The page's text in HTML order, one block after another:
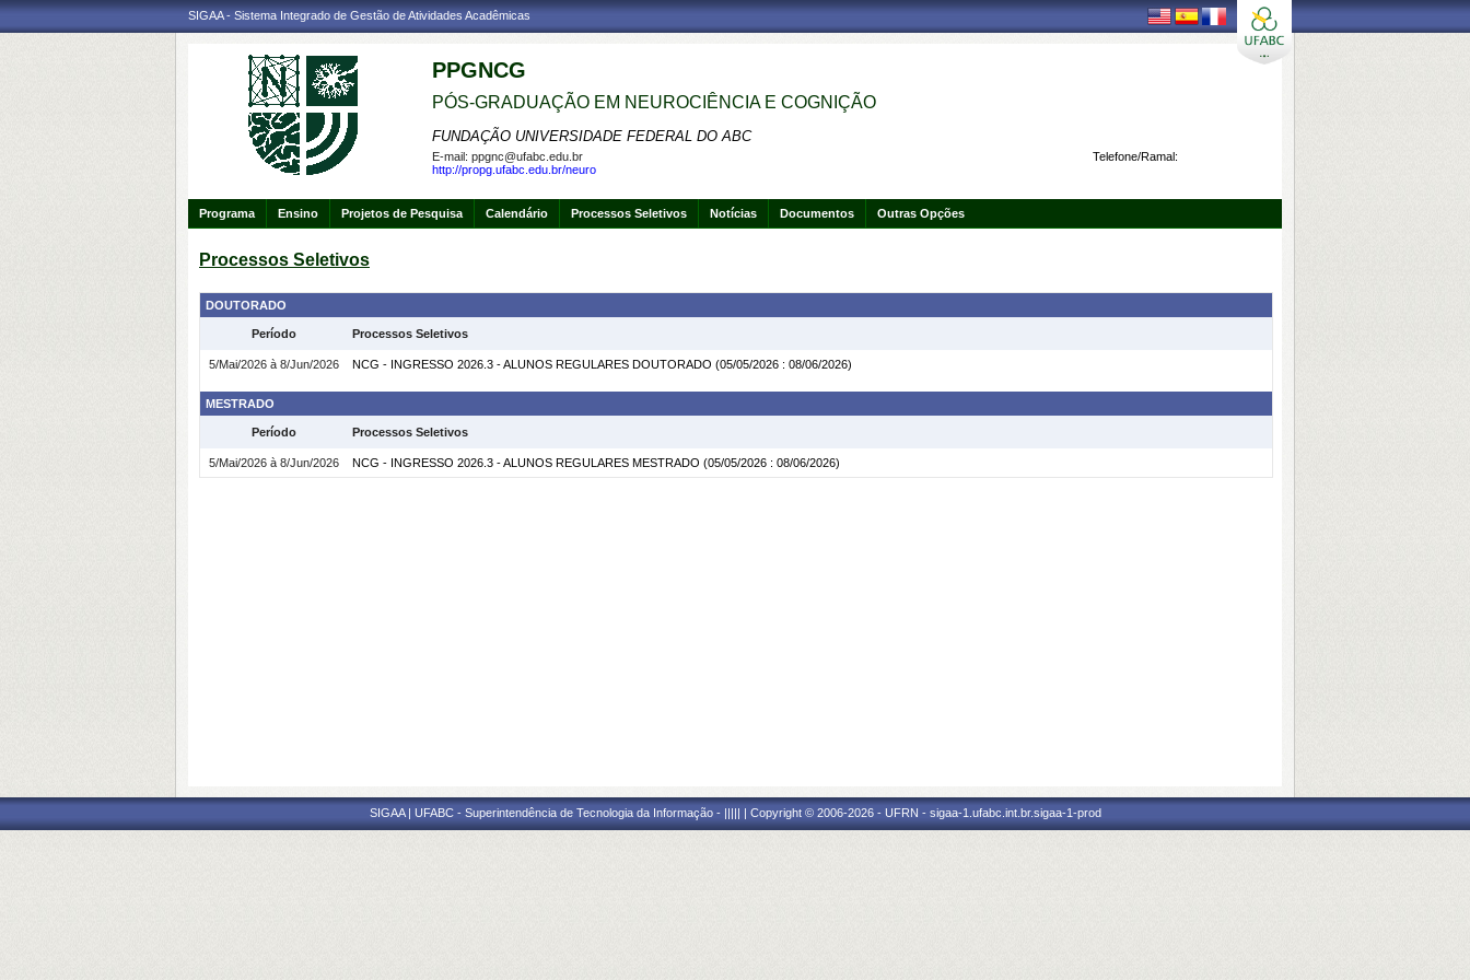
SIGAA - Sistema Integrado de Gestão de Atividades Acadêmicas
PPGNCG
PÓS-GRADUAÇÃO EM NEUROCIÊNCIA E COGNIÇÃO
FUNDAÇÃO UNIVERSIDADE FEDERAL DO ABC
Telefone/Ramal:
E-mail: ppgnc@ufabc.edu.br
http://propg.ufabc.edu.br/neuro
Programa Ensino Projetos de Pesquisa Calendário Processos Seletivos Notícias Documentos Outras Opções
Processos Seletivos
DOUTORADO
Período Processos Seletivos
5/Mai/2026 à 8/Jun/2026 NCG - INGRESSO 2026.3 - ALUNOS REGULARES DOUTORADO (05/05/2026 : 08/06/2026)
MESTRADO
Período Processos Seletivos
5/Mai/2026 à 8/Jun/2026 NCG - INGRESSO 2026.3 - ALUNOS REGULARES MESTRADO (05/05/2026 : 08/06/2026)
SIGAA | UFABC - Superintendência de Tecnologia da Informação - ||||| | Copyright © 2006-2026 - UFRN - sigaa-1.ufabc.int.br.sigaa-1-prod